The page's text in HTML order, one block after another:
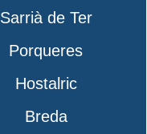
Sarrià de Ter
Porqueres
Hostalric
Breda